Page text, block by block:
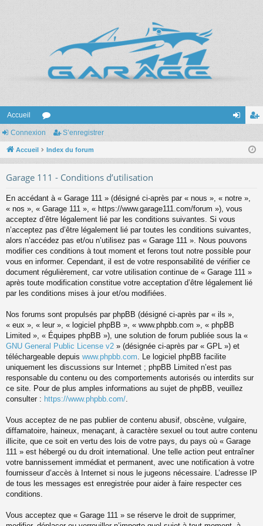
Accueil
or
u nr
Connexion S’enregistrer
Accueil Index du forum
Garage 111 - Conditions d’utilisation
En accédant à « Garage 111 » (désigné ci-après par « nous », « notre »,
« nos », « Garage 111 », « https://www.garage111.com/forum »), vous
acceptez d’être légalement lié par les conditions suivantes. Si vous
n’acceptez pas d’être légalement lié par toutes les conditions suivantes,
alors n’accédez pas et/ou n’utilisez pas « Garage 111 ». Nous pouvons
modifier ces conditions à tout moment et ferons tout notre possible pour
vous en informer. Cependant, il est de votre responsabilité de vérifier ce
document régulièrement, car votre utilisation continue de « Garage 111 »
après toute modification constitue votre acceptation d’être légalement lié
par les conditions mises à jour et/ou modifiées.
Nos forums sont propulsés par phpBB (désigné ci-après par « ils »,
« eux », « leur », « logiciel phpBB », « www.phpbb.com », « phpBB
Limited », « Équipes phpBB »), une solution de forum publiée sous la «
GNU General Public License v2 » (désignée ci-après par « GPL ») et
téléchargeable depuis www.phpbb.com . Le logiciel phpBB facilite
uniquement les discussions sur Internet ; phpBB Limited n’est pas
responsable du contenu ou des comportements autorisés ou interdits sur
ce site. Pour de plus amples informations au sujet de phpBB, veuillez
consulter : https://www.phpbb.com/
Vous acceptez de ne pas publier de contenu abusif, obscène, vulgaire,
diffamatoire, haineux, menaçant, à caractère sexuel ou tout autre contenu
illicite, que ce soit en vertu des lois de votre pays, du pays où « Garage
111 » est hébergé ou du droit international. Une telle action peut entraîner
votre bannissement immédiat et permanent, avec une notification à votre
fournisseur d’accès à Internet si nous le jugeons nécessaire. L’adresse IP
de tous les messages est enregistrée pour aider à faire respecter ces
conditions.
Vous acceptez que « Garage 111 » se réserve le droit de supprimer,